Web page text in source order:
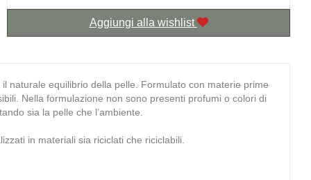
Aggiungi alla wishlist
naturale equilibrio della pelle. Formulato con materie prime
Nella formulazione non sono presenti profumi o colori di
sia la pelle che l’ambiente.
in materiali sia riciclati che riciclabili.